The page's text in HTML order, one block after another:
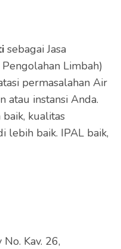
sebagai Jasa
Limbah)
permasalahan Air
atau instansi Anda.
kualitas
lebih baik. IPAL baik,
Kav. 26,